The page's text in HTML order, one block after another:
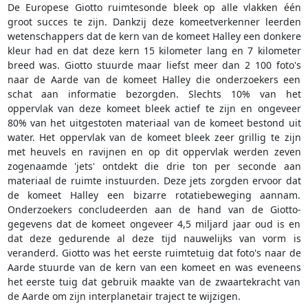
De Europese Giotto ruimtesonde bleek op alle vlakken één
groot succes te zijn. Dankzij deze komeetverkenner leerden
wetenschappers dat de kern van de komeet Halley een donkere
kleur had en dat deze kern 15 kilometer lang en 7 kilometer
breed was. Giotto stuurde maar liefst meer dan 2 100 foto's
naar de Aarde van de komeet Halley die onderzoekers een
schat aan informatie bezorgden. Slechts 10% van het
oppervlak van deze komeet bleek actief te zijn en ongeveer
80% van het uitgestoten materiaal van de komeet bestond uit
water. Het oppervlak van de komeet bleek zeer grillig te zijn
met heuvels en ravijnen en op dit oppervlak werden zeven
zogenaamde 'jets' ontdekt die drie ton per seconde aan
materiaal de ruimte instuurden. Deze jets zorgden ervoor dat
de komeet Halley een bizarre rotatiebeweging aannam.
Onderzoekers concludeerden aan de hand van de Giotto-
gegevens dat de komeet ongeveer 4,5 miljard jaar oud is en
dat deze gedurende al deze tijd nauwelijks van vorm is
veranderd. Giotto was het eerste ruimtetuig dat foto's naar de
Aarde stuurde van de kern van een komeet en was eveneens
het eerste tuig dat gebruik maakte van de zwaartekracht van
de Aarde om zijn interplanetair traject te wijzigen.